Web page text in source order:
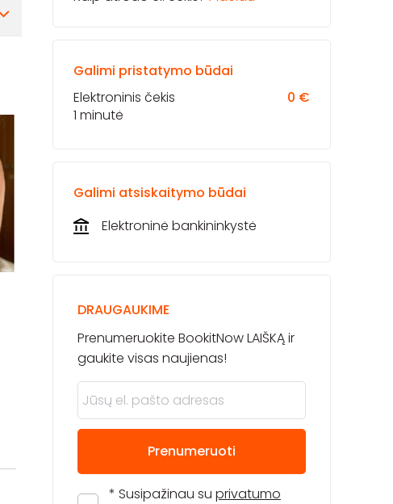
Galimi pristatymo būdai
0 €
Elektroninis čekis
1 minutė
Galimi atsiskaitymo būdai
Elektroninė bankininkystė
DRAUGAUKIME
Prenumeruokite BookitNow LAIŠKĄ ir
gaukite visas naujienas!
Prenumeruoti
* Susipažinau su privatumo